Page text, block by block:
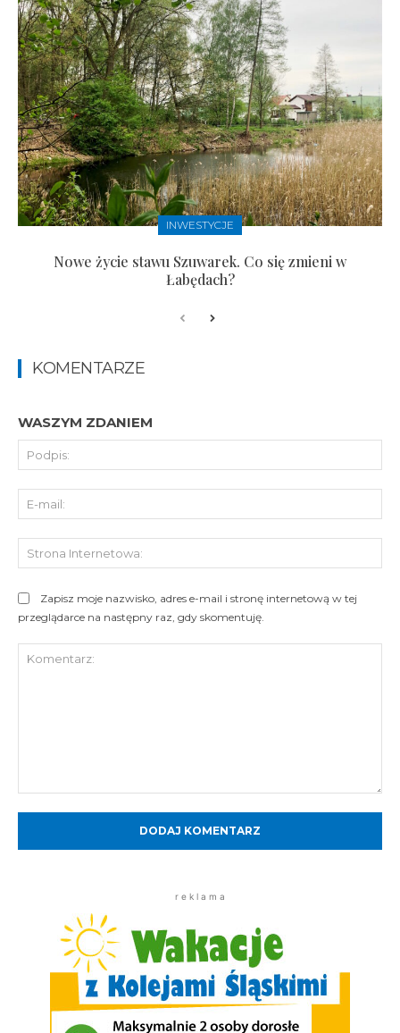
INWESTYCJE
Nowe życie stawu Szuwarek. Co się zmieni w
Łabędach?
KOMENTARZE
WASZYM ZDANIEM
Zapisz moje nazwisko, adres e-mail i stronę internetową w tej
przeglądarce na następny raz, gdy skomentuję.
r e k l a m a